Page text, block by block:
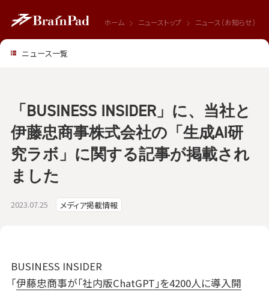
ホーム ニューストップ ニュース（お知らせ）
2023.07.25 メディア掲載情報
「BUSINESS INSIDER」に、当社と
伊藤忠商事株式会社の「生成AI研
究ラボ」に関する記事が掲載され
ました
BUSINESS INSIDER
「伊藤忠商事が｢社内版ChatGPT｣を4200人に導入開
ニュース一覧